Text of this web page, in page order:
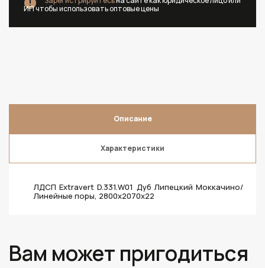
ИП чтобы использовать оптовые цены
Описание
Характеристики
ЛДСП Extravert D.331.W01 Дуб Липецкий Моккачино/
Линейные поры, 2800х2070х22
Вам может пригодиться